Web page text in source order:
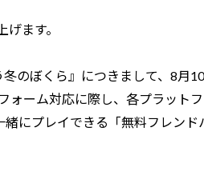
ます。
のぼくら』につきまして、8月
ーム対応に際し、各プラット
にプレイできる「無料フレン